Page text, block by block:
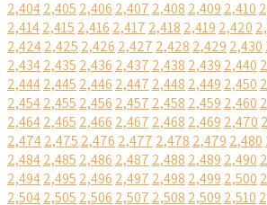
2,4042,405 2,406 2,407 2,408 2,409 2,410
2,4142,415 2,416 2,417 2,418 2,419 2,420
2,4242,425 2,426 2,427 2,428 2,429 2,430
2,4342,435 2,436 2,437 2,438 2,439 2,440
2,4442,445 2,446 2,447 2,448 2,449 2,450
2,4542,455 2,456 2,457 2,458 2,459 2,460
2,4642,465 2,466 2,467 2,468 2,469 2,470
2,4742,475 2,476 2,477 2,478 2,479 2,480
2,4842,485 2,486 2,487 2,488 2,489 2,490
2,4942,495 2,496 2,497 2,498 2,499 2,500
2,5042,505 2,506 2,507 2,508 2,509 2,510